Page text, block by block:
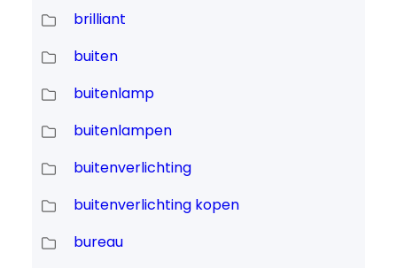
brilliant
buiten
buitenlamp
buitenlampen
buitenverlichting
buitenverlichting kopen
bureau